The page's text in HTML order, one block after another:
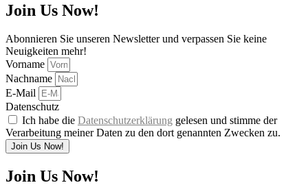
Join Us Now!
Abonnieren Sie unseren Newsletter und verpassen Sie keine
Neuigkeiten mehr!
Vorname
Nachname
E-Mail
Datenschutz
Ich habe die Datenschutzerklärung gelesen und stimme der
Verarbeitung meiner Daten zu den dort genannten Zwecken zu.
Join Us Now!
Join Us Now!